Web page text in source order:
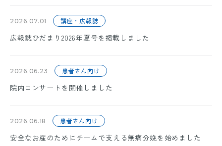
2026.07.01 講座・広報誌
広報誌ひだまり2026年夏号を掲載しました
2026.06.23 患者さん向け
院内コンサートを開催しました
2026.06.18 患者さん向け
安全なお産のためにチームで支える無痛分娩を始めました